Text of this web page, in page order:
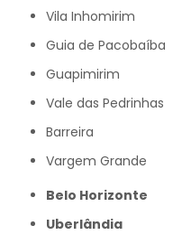
Vila Inhomirim
Guia de Pacobaíba
Guapimirim
Vale das Pedrinhas
Barreira
Vargem Grande
Belo Horizonte
Uberlândia